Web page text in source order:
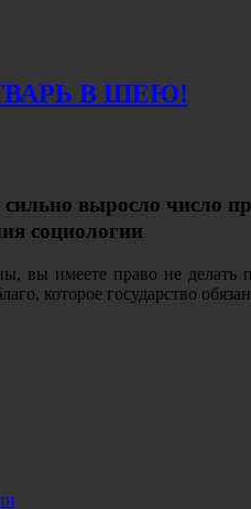
В ШЕЮ!
выросло число
социологии
вы имеете право не
которое государство